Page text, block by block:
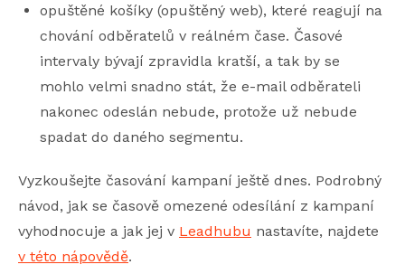
opuštěné košíky (opuštěný web), které reagují na
chování odběratelů v reálném čase. Časové
intervaly bývají zpravidla kratší, a tak by se
mohlo velmi snadno stát, že e-mail odběrateli
nakonec odeslán nebude, protože už nebude
spadat do daného segmentu.
Vyzkoušejte časování kampaní ještě dnes. Podrobný
návod, jak se časově omezené odesílání z kampaní
vyhodnocuje a jak jej v Leadhubu nastavíte, najdete
v této nápovědě.